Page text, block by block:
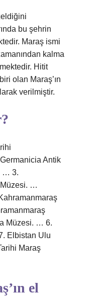
bu şehrin
Maraş ismi
kalma
Hitit
olan Maraş’ın
verilmiştir.
Antik
… 3.
…
Müzesi. … 6.
Elbistan Ulu
Maraş
el